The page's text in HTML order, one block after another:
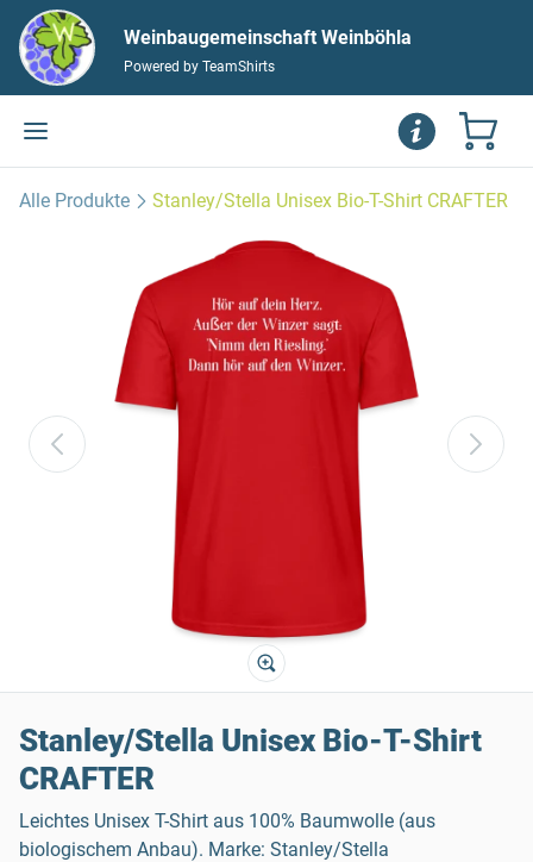
Weinbaugemeinschaft Weinböhla
Powered by TeamShirts
Alle Produkte Stanley/Stella Unisex Bio-T-Shirt CRAFTER
Stanley/Stella Unisex Bio-T-Shirt
CRAFTER
Leichtes Unisex T-Shirt aus 100% Baumwolle (aus
biologischem Anbau). Marke: Stanley/Stella